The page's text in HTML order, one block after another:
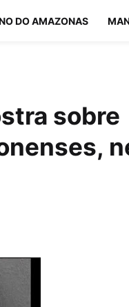
DO AMAZONAS
sobre